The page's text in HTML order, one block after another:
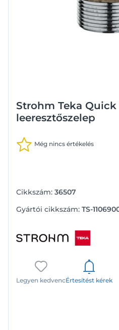
Strohm Teka Quick
leeresztőszelep
Még nincs értékelés
Cikkszám: 36507
Gyártói cikkszám: TS-
Legyen kedvencÉrtesítést kérek